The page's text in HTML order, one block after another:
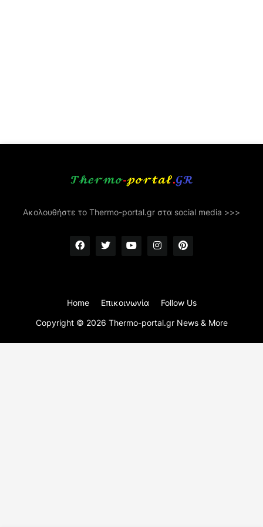
Ακολουθήστε το Thermo-portal.gr στα social media >>>
Copyright © 2026 Thermo-portal.gr News & More
Home Επικοινωνία Follow Us